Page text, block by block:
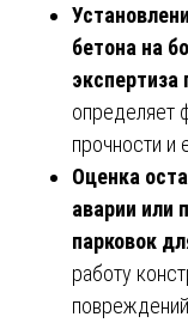
бетона на
экспертиза
определяет
прочности и
Оценка
аварии или
парковок
работу
повреждений.